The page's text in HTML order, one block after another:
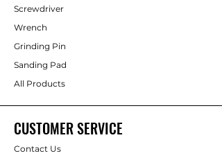
Screwdriver
Wrench
Grinding Pin
Sanding Pad
All Products
CUSTOMER SERVICE
Contact Us